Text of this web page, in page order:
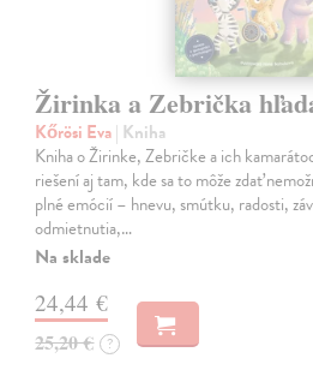
Žirinka a Zebrička
Kőrösi Eva| Kniha
Kniha o Žirinke, Zebričke a ich
riešení aj tam, kde sa to môže zdať
plné emócií – hnevu, smútku, radosti,
odmietnutia,…
Na sklade
24,44 €
25,20 € ?